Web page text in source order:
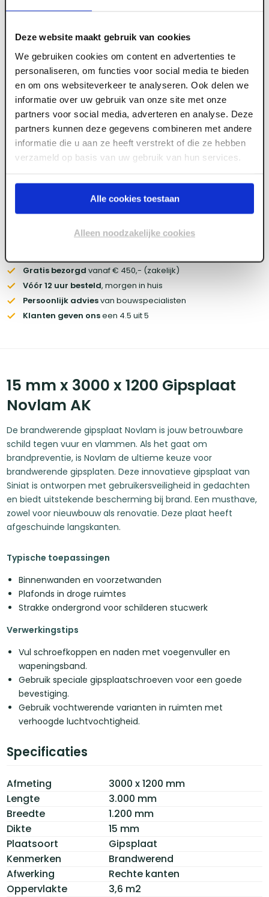
Deze website maakt gebruik van cookies
We gebruiken cookies om content en advertenties te
personaliseren, om functies voor social media te bieden
en om ons websiteverkeer te analyseren. Ook delen we
informatie over uw gebruik van onze site met onze
partners voor social media, adverteren en analyse. Deze
partners kunnen deze gegevens combineren met andere
informatie die u aan ze heeft verstrekt of die ze hebben
verzameld op basis van uw gebruik van hun services.
Alle cookies toestaan
Alleen noodzakelijke cookies
ART000474
15 mm x 3000 x 1200 Gipsplaat Novlam AK
Meld je aan of maak een account aan om toegang
te krijgen tot de prijzen.
Log in voor prijzen
account
Voorraad:60+
Gratis bezorgd vanaf € 450,- (zakelijk)
Vóór 12 uur besteld, morgen in huis
Persoonlijk adviesvan bouwspecialisten
Klanten geven onseen 4.5 uit 5
15 mm x 3000 x 1200 Gipsplaat
Novlam AK
De brandwerende gipsplaat Novlam is jouw betrouwbare
schild tegen vuur en vlammen. Als het gaat om
brandpreventie, is Novlam de ultieme keuze voor
brandwerende gipsplaten. Deze innovatieve gipsplaat van
Siniat is ontworpen met gebruikersveiligheid in gedachten
en biedt uitstekende bescherming bij brand. Een musthave,
zowel voor nieuwbouw als renovatie. Deze plaat heeft
afgeschuinde langskanten.
Typische toepassingen
Binnenwanden en voorzetwanden
Plafonds in droge ruimtes
Strakke ondergrond voor schilderen stucwerk
Verwerkingstips
Vul schroefkoppen en naden met voegenvuller en
wapeningsband.
Gebruik speciale gipsplaatschroeven voor een goede
bevestiging.
Gebruik vochtwerende varianten in ruimten met
verhoogde luchtvochtigheid.
Specificaties
Afmeting
3000 x 1200 mm
Lengte
3.000 mm
Breedte
1.200 mm
Dikte
15 mm
Plaatsoort
Gipsplaat
Kenmerken
Brandwerend
Afwerking
Rechte kanten
Oppervlakte
3,6 m2